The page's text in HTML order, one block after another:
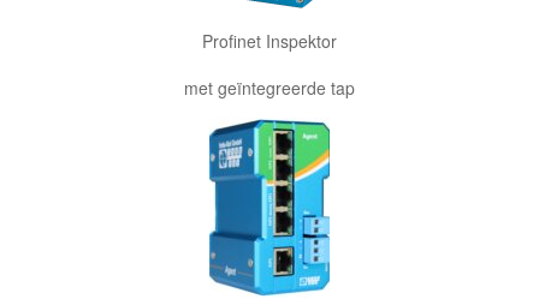
Profinet Inspektor
met geïntegreerde tap